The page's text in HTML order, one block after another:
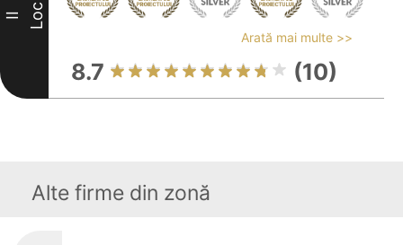
II Loc
Arată mai multe >>
8.7 (10)
Alte firme din zonă